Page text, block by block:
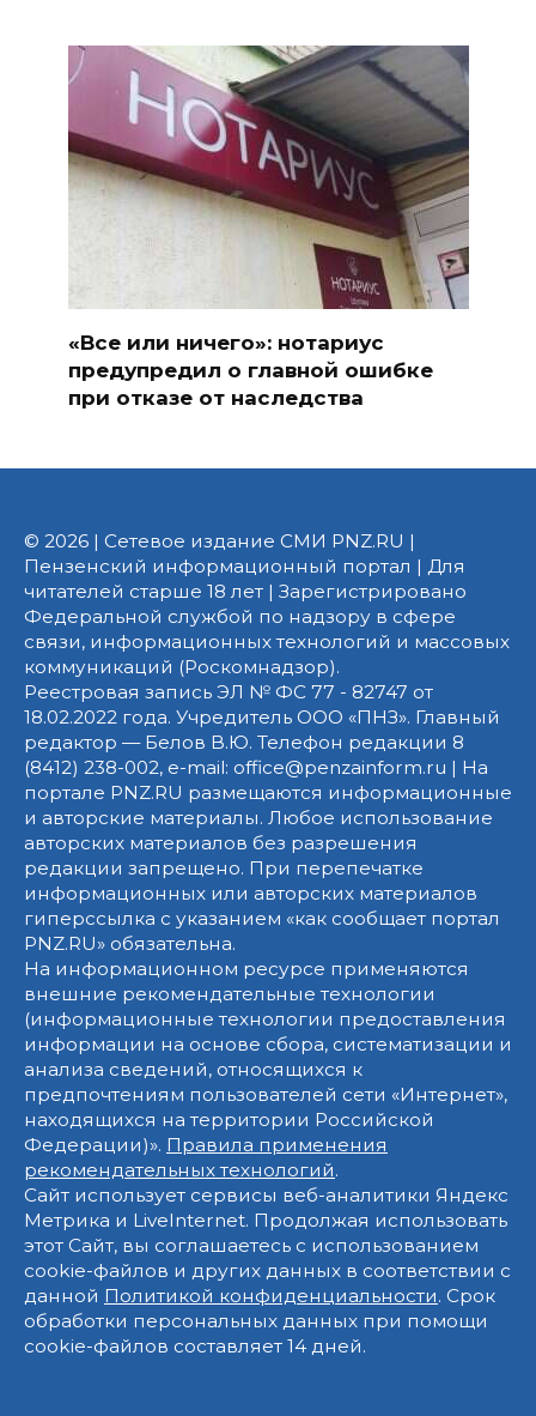
«Все или ничего»: нотариус
предупредил о главной ошибке
при отказе от наследства
© 2026 | Сетевое издание СМИ PNZ.RU |
Пензенский информационный портал | Для
читателей старше 18 лет | Зарегистрировано
Федеральной службой по надзору в сфере
связи, информационных технологий и массовых
коммуникаций (Роскомнадзор).
Реестровая запись ЭЛ № ФС 77 - 82747 от
18.02.2022 года. Учредитель ООО «ПНЗ». Главный
редактор — Белов В.Ю. Телефон редакции 8
(8412) 238-002, e-mail: office@penzainform.ru | На
портале PNZ.RU размещаются информационные
и авторские материалы. Любое использование
авторских материалов без разрешения
редакции запрещено. При перепечатке
информационных или авторских материалов
гиперссылка с указанием «как сообщает портал
PNZ.RU» обязательна.
На информационном ресурсе применяются
внешние рекомендательные технологии
(информационные технологии предоставления
информации на основе сбора, систематизации и
анализа сведений, относящихся к
предпочтениям пользователей сети «Интернет»,
находящихся на территории Российской
Федерации)». Правила применения
рекомендательных технологий.
Сайт использует сервисы веб-аналитики Яндекс
Метрика и LiveInternet. Продолжая использовать
этот Сайт, вы соглашаетесь с использованием
cookie-файлов и других данных в соответствии с
данной Политикой конфиденциальности. Срок
обработки персональных данных при помощи
cookie-файлов составляет 14 дней.